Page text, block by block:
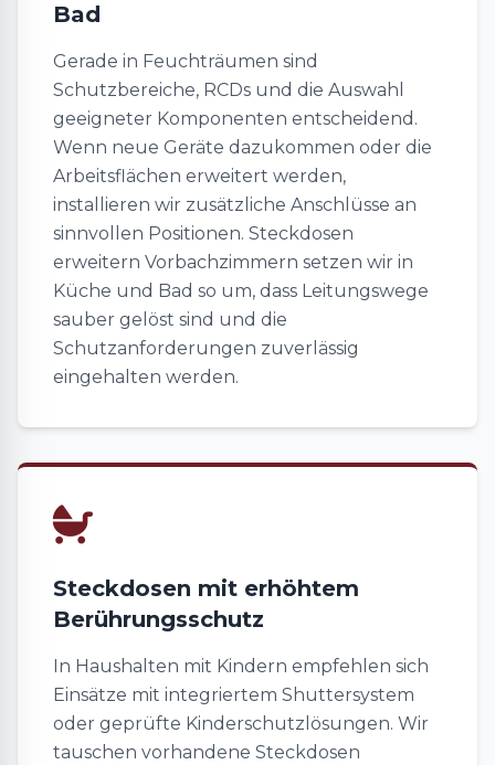
Bad
Gerade in Feuchträumen sind
Schutzbereiche, RCDs und die Auswahl
geeigneter Komponenten entscheidend.
Wenn neue Geräte dazukommen oder die
Arbeitsflächen erweitert werden,
installieren wir zusätzliche Anschlüsse an
sinnvollen Positionen. Steckdosen
erweitern Vorbachzimmern setzen wir in
Küche und Bad so um, dass Leitungswege
sauber gelöst sind und die
Schutzanforderungen zuverlässig
eingehalten werden.
Steckdosen mit erhöhtem
Berührungsschutz
In Haushalten mit Kindern empfehlen sich
Einsätze mit integriertem Shuttersystem
oder geprüfte Kinderschutzlösungen. Wir
tauschen vorhandene Steckdosen